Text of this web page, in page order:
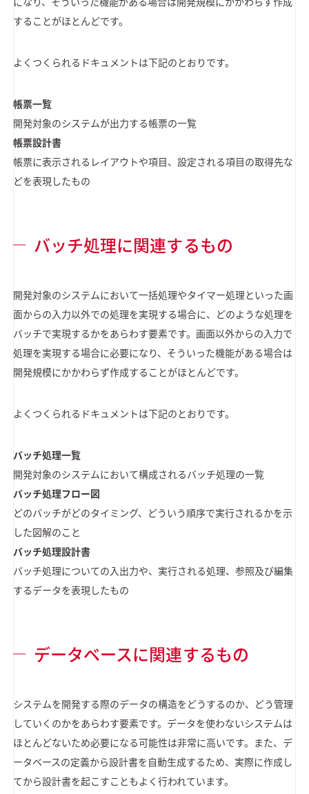
することがほとんどです。
よくつくられるドキュメントは下記のとおりです。
帳票一覧
開発対象のシステムが出力する帳票の一覧
帳票設計書
帳票に表示されるレイアウトや項目、設定される項目の取得先な
どを表現したもの
バッチ処理に関連するもの
開発対象のシステムにおいて一括処理やタイマー処理といった画
面からの入力以外での処理を実現する場合に、どのような処理を
バッチで実現するかをあらわす要素です。画面以外からの入力で
処理を実現する場合に必要になり、そういった機能がある場合は
開発規模にかかわらず作成することがほとんどです。
よくつくられるドキュメントは下記のとおりです。
バッチ処理一覧
開発対象のシステムにおいて構成されるバッチ処理の一覧
バッチ処理フロー図
どのバッチがどのタイミング、どういう順序で実行されるかを示
した図解のこと
バッチ処理設計書
バッチ処理についての入出力や、実行される処理、参照及び編集
するデータを表現したもの
データベースに関連するもの
システムを開発する際のデータの構造をどうするのか、どう管理
していくのかをあらわす要素です。データを使わないシステムは
ほとんどないため必要になる可能性は非常に高いです。また、デ
ータベースの定義から設計書を自動生成するため、実際に作成し
てから設計書を起こすこともよく行われています。